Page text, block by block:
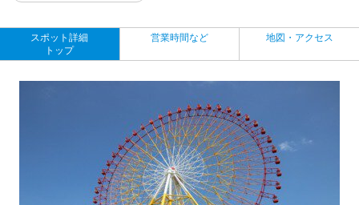
スポット詳細
トップ
営業時間など 地図・アクセス